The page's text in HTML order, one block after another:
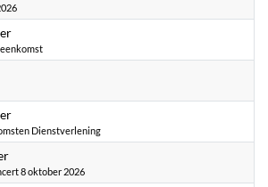
2026
2026
Dienstverlening
2026
8 oktober 2026